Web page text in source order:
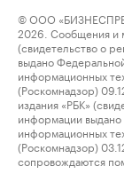
© ООО
2026. Сообщения и
(свидетельство о
выдано
информационных
(Роскомнадзор)
издания «РБК»
информации
информационных
(Роскомнадзор)
сопровождаются